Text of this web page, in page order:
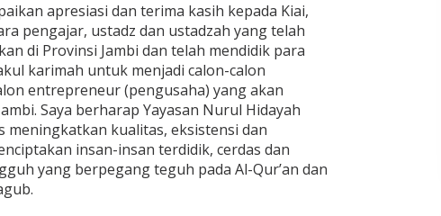
apresiasi dan terima kasih kepada Kiai,
pengajar, ustadz dan ustadzah yang telah
di Provinsi Jambi dan telah mendidik para
karimah untuk menjadi calon-calon
entrepreneur (pengusaha) yang akan
Saya berharap Yayasan Nurul Hidayah
meningkatkan kualitas, eksistensi dan
insan-insan terdidik, cerdas dan
yang berpegang teguh pada Al-Qur’an dan